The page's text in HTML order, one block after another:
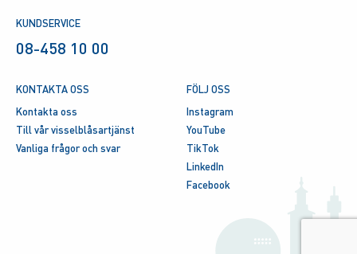
KUNDSERVICE
08-458 10 00
KONTAKTA OSS
Kontakta oss
Till vår visselblåsartjänst
Vanliga frågor och svar
FÖLJ OSS
Instagram
YouTube
TikTok
LinkedIn
Facebook